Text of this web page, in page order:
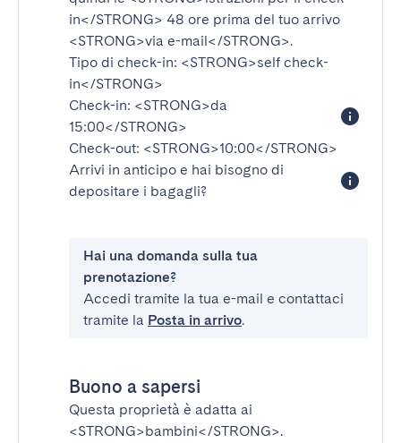
in</STRONG> 48 ore prima del tuo arrivo
<STRONG>via e-mail</STRONG>.
Tipo di check-in: <STRONG>self check-
in</STRONG>
Check-in: <STRONG>da
15:00</STRONG>
Check-out: <STRONG>10:00</STRONG>
Arrivi in anticipo e hai bisogno di
depositare i bagagli?
Hai una domanda sulla tua
prenotazione?
Accedi tramite la tua e-mail e contattaci
tramite la Posta in arrivo.
Buono a sapersi
Questa proprietà è adatta ai
<STRONG>bambini</STRONG>.